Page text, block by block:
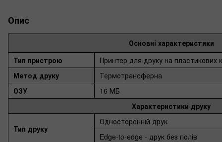
Опис
Основні характеристики
Тип пристрою
Принтер для друку на пластикових
Метод друку
Термотрансферна
ОЗУ
16 МБ
Характеристики друку
Тип друку
Односторонній друк
Edge-to-edge - друк без полів